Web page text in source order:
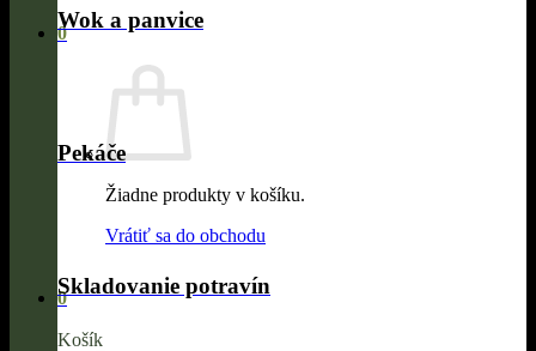
0
Žiadne produkty v košíku.
Vrátiť sa do obchodu
0
Košík
Wok a panvice
Pekáče
Skladovanie potravín